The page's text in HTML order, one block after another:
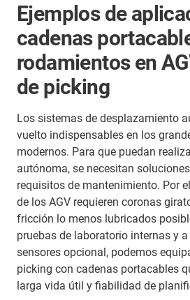
Ejemplos de
cadenas
rodamientos en
de picking
Los sistemas de desplazamiento
vuelto indispensables en los
modernos. Para que puedan
autónoma, se necesitan
requisitos de mantenimiento. Por
de los AGV requieren coronas
fricción lo menos lubricados
pruebas de laboratorio internas y
sensores opcional, podemos
picking con cadenas portacables
larga vida útil y fiabilidad de